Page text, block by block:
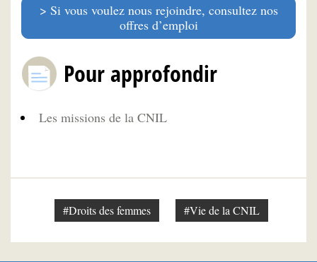
Si vous voulez nous rejoindre, consultez nos
offres d’emploi
Pour approfondir
Les missions de la CNIL
#Droits des femmes #Vie de la CNIL